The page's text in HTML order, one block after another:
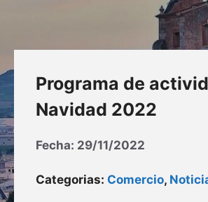
Programa de
Navidad 2022
Fecha: 29/11/2022
Categorias: Comercio,